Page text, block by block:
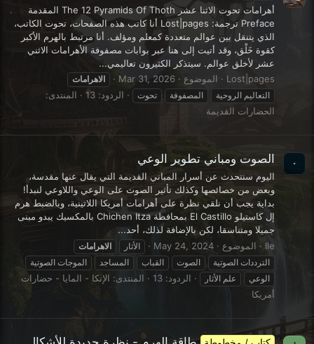
أهرامات تحوت الاثنا عشر The 12 Pyramids Of Thoth المقدمة
Preface ترجمة: Lost|pages أنا كاتب هذه الصفحات، تحوت الكاتب،
الذي يتنقل بين عوالم متعددة كمعلم ومؤلف. أنا مرتبط بالهرم الأكبر
كقوة خَلْق، وقد أتيت إلى هنا عبر بوابات مصفوفة الأهرامات الاثني
عشر لأخلق عوالم. سيتذكر الكثيرون تعاليمي...
Lost|pages
الموضوع Mar 31, 2026
الاهرامات
التعاليم الروحية
المصفوفة تحوت الردود: 13
المنتدى:
الحضارات القديمة
الصوت ومباني تطوير الوعي
اليوم سنتحدث عن أسرار المباني القديمة التي يقال عنها مقدسة،
وبعض من خصائصها وكذلك تأثير الصوت على الوعي واللاوعي لنبدأ!
بداية يجب أن نلقي نظرة على أهرامات أمريكا اللاتينية، وبالضبط هرم
إل كاستيلو El Castillo بمحافظة Chichen Itza بالمكسيك يبدو مبنى
جميلا ومتناسقا، لكن بالإضافة لذلك، أحد...
Ile
الموضوع May 24, 2024 الأثار
الاهرامات
الترددات الصوتية
الصوت القباب المساجد
الموجات الصوتية
الوعي
علم الأثار الردود: 13 المنتدى: الإنكا - المايا - حضارات
أمريكا